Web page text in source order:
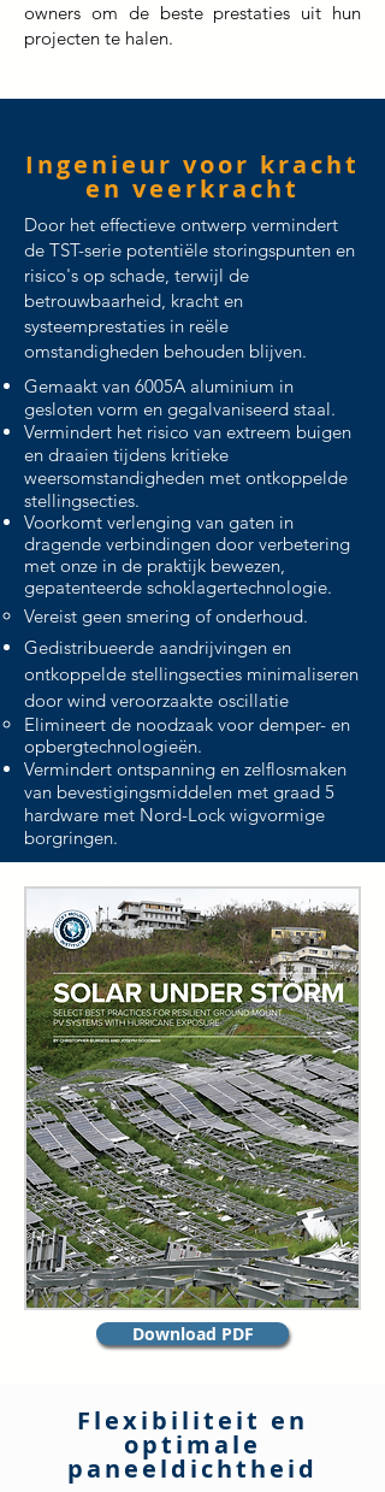
owners om de beste prestaties uit hun
projecten te halen.
Ingenieur voor kracht
en veerkracht
Door het effectieve ontwerp vermindert
de TST-serie potentiële storingspunten en
risico's op schade, terwijl de
betrouwbaarheid, kracht en
systeemprestaties in reële
omstandigheden behouden blijven.
Gemaakt van 6005A aluminium in
gesloten vorm en gegalvaniseerd staal.
Vermindert het risico van extreem buigen
en draaien tijdens kritieke
weersomstandigheden met ontkoppelde
stellingsecties.
Voorkomt verlenging van gaten in
dragende verbindingen door verbetering
met onze in de praktijk bewezen,
gepatenteerde schoklagertechnologie.​
Vereist geen smering of onderhoud.
Gedistribueerde aandrijvingen en
ontkoppelde stellingsecties minimaliseren
door wind veroorzaakte oscillatie
Elimineert de noodzaak voor demper- en
opbergtechnologieën.
Vermindert ontspanning en zelflosmaken
van bevestigingsmiddelen met graad 5
hardware met Nord-Lock wigvormige
borgringen.
Download PDF
Flexibiliteit en
optimale
paneeldichtheid